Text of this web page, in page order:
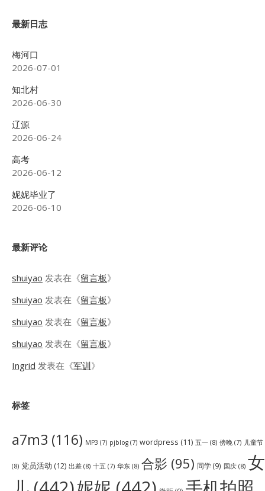
最新日志
梅河口
2026-07-01
知北村
2026-06-30
辽源
2026-06-24
高考
2026-06-12
妮妮毕业了
2026-06-10
最新评论
shuiyao 发表在《留言板》
shuiyao 发表在《留言板》
shuiyao 发表在《留言板》
shuiyao 发表在《留言板》
Ingrid 发表在《军训》
标签
a7m3 (116) MP3 (7) pjblog (7) wordpress (11) 五一 (8) 傍晚 (7) 儿童节
(8) 党员活动 (12) 出差 (8) 十五 (7) 华东 (8) 合影 (95) 同学(9) 国庆 (8) 女